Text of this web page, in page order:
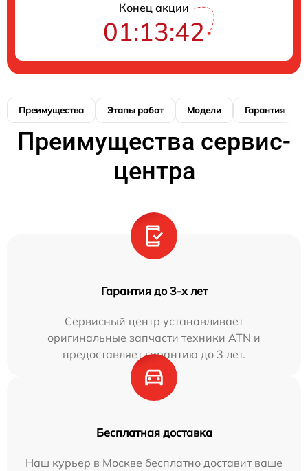
Конец акции
01:13:42
Преимущества Этапы работ Модели Гарантия
Преимущества сервис-
центра
Гарантия до 3-х лет
Сервисный центр устанавливает
оригинальные запчасти техники ATN и
предоставляет гарантию до 3 лет.
Бесплатная доставка
Наш курьер в Москве бесплатно доставит ваше